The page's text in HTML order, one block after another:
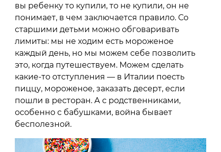
вы ребенку то купили, то не купили, он не
понимает, в чем заключается правило. Со
старшими детьми можно обговаривать
лимиты: мы не ходим есть мороженое
каждый день, но мы можем себе позволить
это, когда путешествуем. Можем сделать
какие-то отступления — в Италии поесть
пиццу, мороженое, заказать десерт, если
пошли в ресторан. А с родственниками,
особенно с бабушками, война бывает
бесполезной.